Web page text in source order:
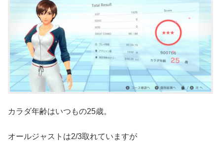
カラダ年齢はいつもの25歳。
オールジャストは2/3取れていますが